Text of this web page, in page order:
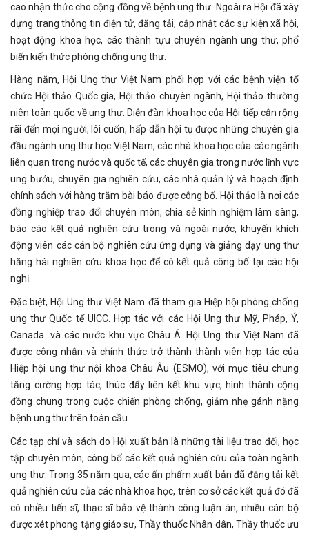
cao nhận thức cho cộng đồng về bệnh ung thư. Ngoài ra Hội đã xây
dựng trang thông tin điện tử, đăng tải, cập nhật các sự kiện xã hội,
hoạt động khoa học, các thành tựu chuyên ngành ung thư, phổ
biến kiến thức phòng chống ung thư.
Hàng năm, Hội Ung thư Việt Nam phối hợp với các bệnh viện tổ
chức Hội thảo Quốc gia, Hội thảo chuyên ngành, Hội thảo thường
niên toàn quốc về ung thư. Diễn đàn khoa học của Hội tiếp cận rộng
rãi đến mọi người, lôi cuốn, hấp dẫn hội tụ được những chuyên gia
đầu ngành ung thư học Việt Nam, các nhà khoa học của các ngành
liên quan trong nước và quốc tế, các chuyên gia trong nước lĩnh vực
ung bướu, chuyên gia nghiên cứu, các nhà quản lý và hoạch định
chính sách với hàng trăm bài báo được công bố. Hội thảo là nơi các
đồng nghiệp trao đổi chuyên môn, chia sẻ kinh nghiệm lâm sàng,
báo cáo kết quả nghiên cứu trong và ngoài nước, khuyến khích
động viên các cán bộ nghiên cứu ứng dụng và giảng dạy ung thư
hăng hái nghiên cứu khoa học để có kết quả công bố tại các hội
nghị.
Đặc biệt, Hội Ung thư Việt Nam đã tham gia Hiệp hội phòng chống
ung thư Quốc tế UICC. Hợp tác với các Hội Ung thư Mỹ, Pháp, Ý,
Canada…và các nước khu vực Châu Á. Hội Ung thư Việt Nam đã
được công nhận và chính thức trở thành thành viên hợp tác của
Hiệp hội ung thư nội khoa Châu Âu (ESMO), với mục tiêu chung
tăng cường hợp tác, thúc đẩy liên kết khu vực, hình thành cộng
đồng chung trong cuộc chiến phòng chống, giảm nhẹ gánh nặng
bệnh ung thư trên toàn cầu.
Các tạp chí và sách do Hội xuất bản là những tài liệu trao đổi, học
tập chuyên môn, công bố các kết quả nghiên cứu của toàn ngành
ung thư. Trong 35 năm qua, các ấn phẩm xuất bản đã đăng tải kết
quả nghiên cứu của các nhà khoa học, trên cơ sở các kết quả đó đã
có nhiều tiến sĩ, thạc sĩ bảo vệ thành công luận án, nhiều cán bộ
được xét phong tặng giáo sư, Thầy thuốc Nhân dân, Thầy thuốc ưu